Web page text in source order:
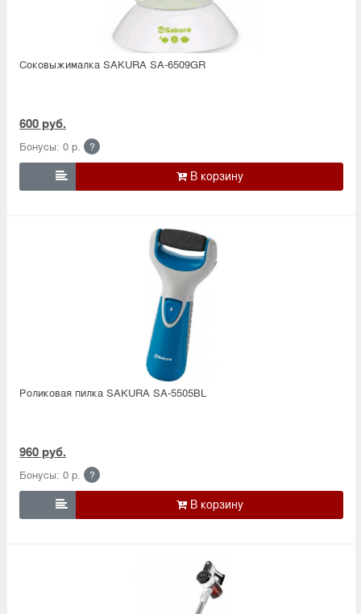
Соковыжималка SAKURA SA-6509GR
600 руб.
Бонусы: 0 р. ?

Роликовая пилка SAKURA SA-5505BL
960 руб.
Бонусы: 0 р. ?
